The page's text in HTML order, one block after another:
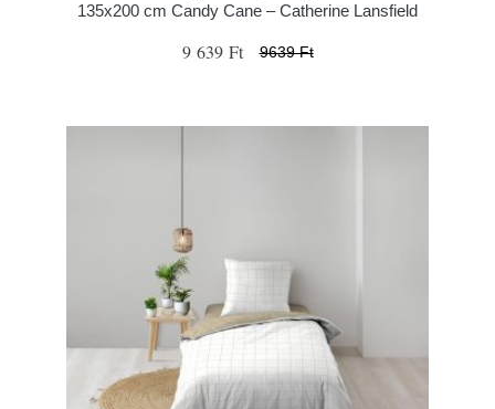
135x200 cm Candy Cane – Catherine Lansfield
9 639 Ft 9639 Ft